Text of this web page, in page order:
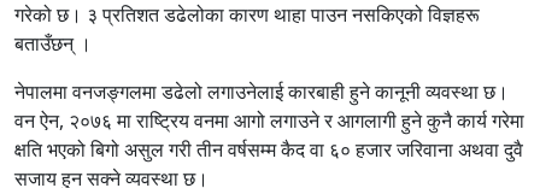
गरेको छ। ३ प्रतिशत डढेलोका कारण थाहा पाउन नसकिएको विज्ञहरू
बताउँछन् ।
नेपालमा वनजङ्गलमा डढेलो लगाउनेलाई कारबाही हुने कानूनी व्यवस्था छ।
वन ऐन, २०७६ मा राष्ट्रिय वनमा आगो लगाउने र आगलागी हुने कुनै कार्य गरेमा
क्षति भएको बिगो असुल गरी तीन वर्षसम्म कैद वा ६० हजार जरिवाना अथवा दुवै
सजाय हुन सक्ने व्यवस्था छ।